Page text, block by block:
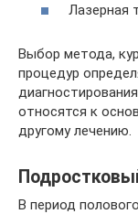
Лазерная
Выбор метода,
процедур
относятся к
другому лечению.
В период